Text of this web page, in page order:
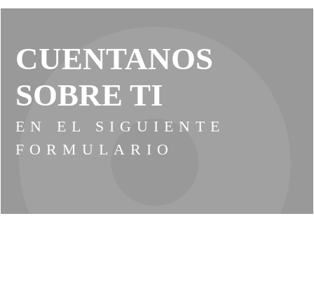
CUENTANOS
SOBRE TI
EN EL SIGUIENTE
FORMULARIO